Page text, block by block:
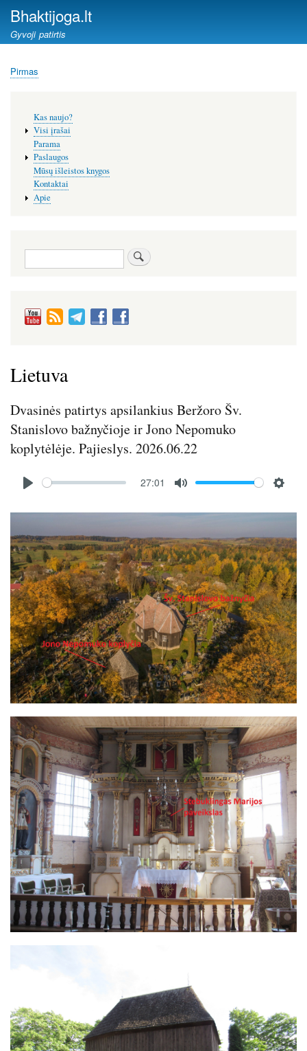
Bhaktijoga.lt
Gyvoji patirtis
Kelias
Pirmas
Lietuva
Dvasinės patirtys apsilankius Beržoro Šv.
Stanislovo bažnyčioje ir Jono Nepomuko
koplytėlėje. Pajieslys. 2026.06.22
l
y
27:01
u
e
e
t
i
n
g
s
Image
meniu
Kas naujo?
Visi įrašai
Parama
Paslaugos
Mūsų išleistos knygos
Kontaktai
Apie
Paieška